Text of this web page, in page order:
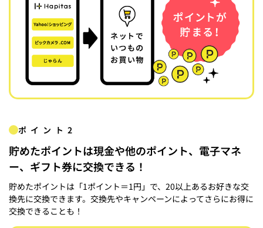
ポイント2
貯めたポイントは現金や他のポイント、電子マネ
ー、ギフト券に交換できる！
貯めたポイントは「1ポイント＝1円」で、20以上あるお好きな交
換先に交換できます。交換先やキャンペーンによってさらにお得に
交換できることも！